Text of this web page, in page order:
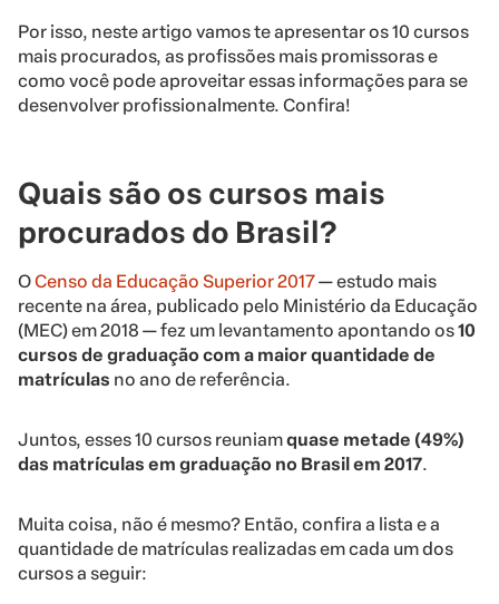
Por isso, neste artigo vamos te apresentar os 10 cursos
mais procurados, as profissões mais promissoras e
como você pode aproveitar essas informações para se
desenvolver profissionalmente. Confira!
Quais são os cursos mais
procurados do Brasil?
OCenso da Educação Superior 2017— estudo mais
recente na área, publicado pelo Ministério da Educação
(MEC) em 2018 — fez um levantamento apontando os10
cursos de graduação com a maior quantidade de
matrículas no ano de referência.
Juntos, esses 10 cursos reuniamquase metade (49%)
das matrículas em graduação no Brasil em 2017.
Muita coisa, não é mesmo? Então, confira a lista e a
quantidade de matrículas realizadas em cada um dos
cursos a seguir: